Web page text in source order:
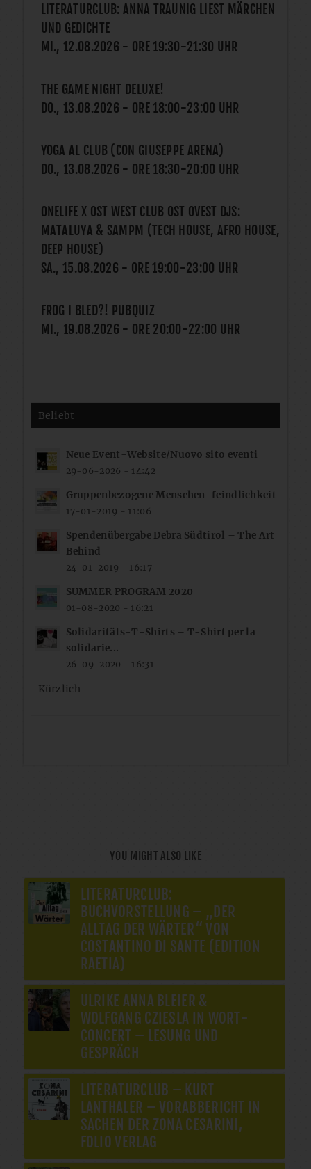
LITERATURCLUB: ANNA TRAUNIG LIEST MÄRCHEN
UND GEDICHTE
MI., 12.08.2026 - ORE 19:30-21:30 UHR
THE GAME NIGHT DELUXE!
DO., 13.08.2026 - ORE 18:00-23:00 UHR
YOGA AL CLUB (CON GIUSEPPE ARENA)
DO., 13.08.2026 - ORE 18:30-20:00 UHR
ONELIFE X OST WEST CLUB OST OVEST DJS:
MATALUYA & SAMPM (TECH HOUSE, AFRO HOUSE,
DEEP HOUSE)
SA., 15.08.2026 - ORE 19:00-23:00 UHR
FROG I BLED?! PUBQUIZ
MI., 19.08.2026 - ORE 20:00-22:00 UHR
Beliebt
Neue Event-Website/Nuovo sito eventi
29-06-2026 - 14:42
Gruppenbezogene Menschen-feindlichkeit
17-01-2019 - 11:06
Spendenübergabe Debra Südtirol – The Art
Behind
24-01-2019 - 16:17
SUMMER PROGRAM 2020
01-08-2020 - 16:21
Solidaritäts-T-Shirts – T-Shirt per la
solidarie...
26-09-2020 - 16:31
Kürzlich
YOU MIGHT ALSO LIKE
LITERATURCLUB:
BUCHVORSTELLUNG – „DER
ALLTAG DER WÄRTER“ VON
COSTANTINO DI SANTE (EDITION
RAETIA)
ULRIKE ANNA BLEIER &
WOLFGANG CZIESLA IN WORT-
CONCERT – LESUNG UND
GESPRÄCH
LITERATURCLUB – KURT
LANTHALER – VORABBERICHT IN
SACHEN DER ZONA CESARINI,
FOLIO VERLAG